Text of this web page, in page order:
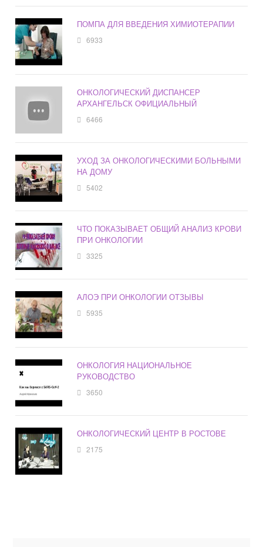
ПОМПА ДЛЯ ВВЕДЕНИЯ ХИМИОТЕРАПИИ
6933
ОНКОЛОГИЧЕСКИЙ ДИСПАНСЕР
АРХАНГЕЛЬСК ОФИЦИАЛЬНЫЙ
6466
УХОД ЗА ОНКОЛОГИЧЕСКИМИ БОЛЬНЫМИ
НА ДОМУ
5402
ЧТО ПОКАЗЫВАЕТ ОБЩИЙ АНАЛИЗ КРОВИ
ПРИ ОНКОЛОГИИ
3325
АЛОЭ ПРИ ОНКОЛОГИИ ОТЗЫВЫ
5935
ОНКОЛОГИЯ НАЦИОНАЛЬНОЕ
РУКОВОДСТВО
3650
ОНКОЛОГИЧЕСКИЙ ЦЕНТР В РОСТОВЕ
2175